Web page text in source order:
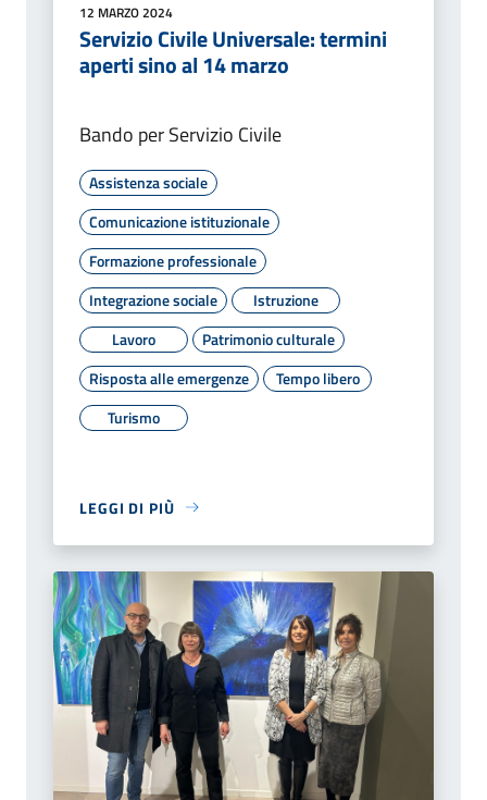
12 MARZO 2024
Servizio Civile Universale: termini
aperti sino al 14 marzo
Bando per Servizio Civile
Assistenza sociale
Comunicazione istituzionale
Formazione professionale
Integrazione sociale
Istruzione
Lavoro
Patrimonio culturale
Risposta alle emergenze
Tempo libero
Turismo
LEGGI DI PIÙ